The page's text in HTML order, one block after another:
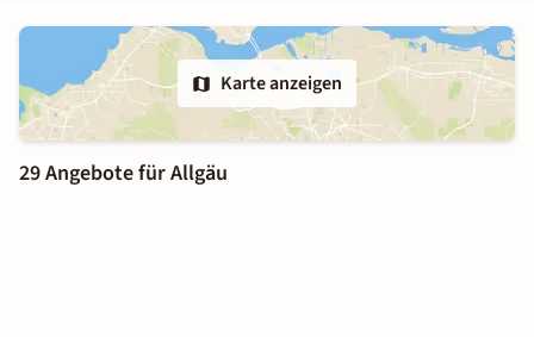
Karte anzeigen
29 Angebote für Allgäu